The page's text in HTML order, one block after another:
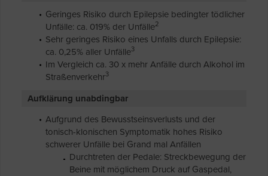
Geringes Risiko durch Epilepsie bedingter tödlicher
Unfälle: ca. 019% der Unfälle2
Sehr geringes Risiko eines Unfalls durch Epilepsie:
ca. 0,25% aller Unfälle3
Im Vergleich ca. 30 x mehr Anfälle durch Alkohol im
Straßenverkehr3
Aufklärung unabdingbar
Aufgrund des Bewusstseinsverlusts und der
tonisch-klonischen Symptomatik hohes Risiko
schwerer Unfälle bei Grand mal Anfällen
Durchtreten der Pedale: Streckbewegung der
Beine mit möglichem Druck auf Gaspedal,